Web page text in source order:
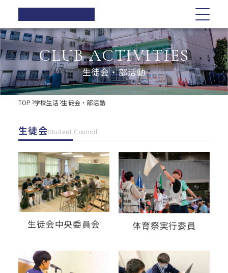
正則高等
学校
正則高等学校の3つの柱
校長ご挨拶
歴史・伝統
制服紹介
教育の特色
正則教育の全体図
学習指導
教育内容
進路実績
生活指導
PTA
後援会
学校生活
年間行事
体育祭
学習旅行
入試情報
オープンスクール・学校説明会
募集要項
お知らせ一覧
在校生の方へ
卒業生の方へ
各種証明書の発行
学校紹介
正則高等学校の3つの柱
校長ご挨拶
施設紹介
教育の特色
正則教育の全体図
教育内容
進路指導
進路実績
卒業生の声
学校生活
学院祭
学習旅行
体験学習
学院祭特設ページ
募集要項
Web出願について
入試Q&A
学費軽減・助成制度
在校生の方へ
卒業生の方へ
各種証明書の発行
同窓会
CLUB ACTIVITIES
生徒会・部活動
TOP 学校生活 生徒会・部活動
生徒会Student Council
生徒会中央委員会 体育祭実行委員